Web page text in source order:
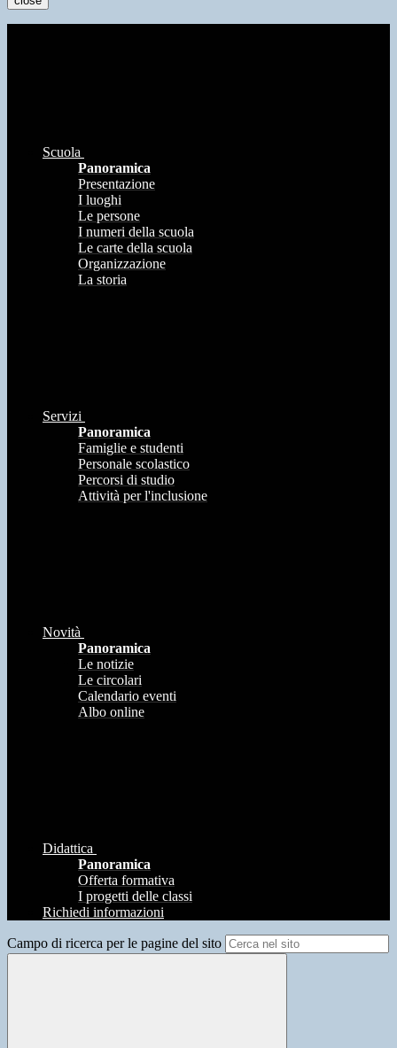
Scuola
Panoramica
Presentazione
I luoghi
Le persone
I numeri della scuola
Le carte della scuola
Organizzazione
La storia
Servizi
Panoramica
Famiglie e studenti
Personale scolastico
Percorsi di studio
Attività per l'inclusione
Novità
Panoramica
Le notizie
Le circolari
Calendario eventi
Albo online
Didattica
Panoramica
Offerta formativa
I progetti delle classi
Richiedi informazioni
Campo di ricerca per le pagine del sito